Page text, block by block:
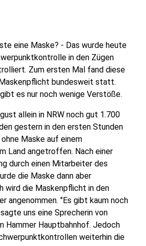
eine Maske? - Das wurde heute
in den Zügen
Zum ersten Mal fand diese
bundesweit statt.
es nur noch wenige Verstöße.
allein in NRW noch gut 1.700
gestern in den ersten Stunden
Maske auf einem
Land angetroffen. Nach einer
durch einen Mitarbeiter des
die Maske dann aber
wird die Maskenpflicht in den
angenommen. "Es gibt kaum noch
uns eine Sprecherin von
Hammer Hauptbahnhof. Jedoch
weiterhin die